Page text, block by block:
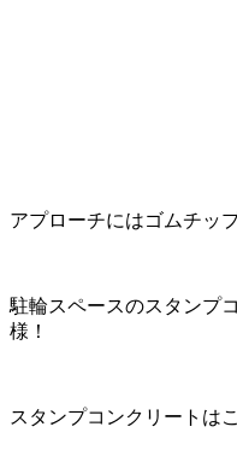
アプローチにはゴムチッ
駐輪スペースのスタンプ
様！
スタンプコンクリートは